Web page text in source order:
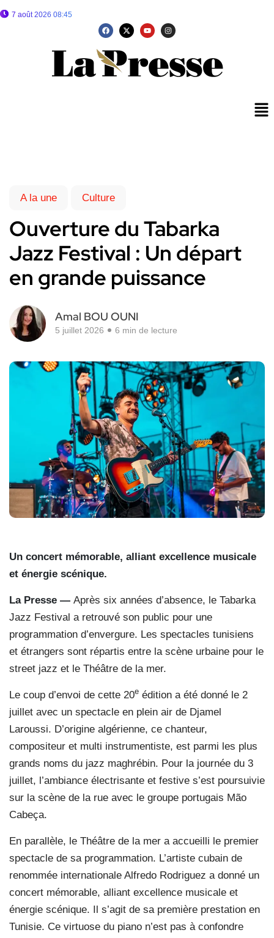
7 août 2026 08:45
A la une Culture
Ouverture du Tabarka
Jazz Festival : Un départ
en grande puissance
Amal BOU OUNI
5 juillet 2026 6 min de lecture
Un concert mémorable, alliant excellence musicale
et énergie scénique.
La Presse — Après six années d’absence, le Tabarka
Jazz Festival a retrouvé son public pour une
programmation d’envergure. Les spectacles tunisiens
et étrangers sont répartis entre la scène urbaine pour le
street jazz et le Théâtre de la mer.
Le coup d’envoi de cette 20e édition a été donné le 2
juillet avec un spectacle en plein air de Djamel
Laroussi. D’origine algérienne, ce chanteur,
compositeur et multi instrumentiste, est parmi les plus
grands noms du jazz maghrébin. Pour la journée du 3
juillet, l’ambiance électrisante et festive s’est poursuivie
sur la scène de la rue avec le groupe portugais Mão
Cabeça.
En parallèle, le Théâtre de la mer a accueilli le premier
spectacle de sa programmation. L’artiste cubain de
renommée internationale Alfredo Rodriguez a donné un
concert mémorable, alliant excellence musicale et
énergie scénique. Il s’agit de sa première prestation en
Tunisie. Ce virtuose du piano n’est pas à confondre